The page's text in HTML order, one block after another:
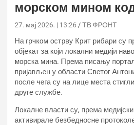
морском мином
27. мај 2026. | 13:26 ТВ ФРОНТ
На грчком острву Крит рибари су
објекат за који локални медији
морска мина. Према писању
пријављен у области Светог
после чега су на лице места
друге службе.
Локалне власти су, према
активирале безбедносне